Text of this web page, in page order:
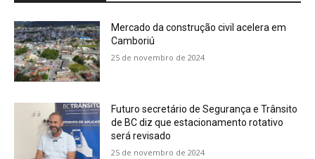
Mercado da construção civil acelera em
Camboriú
25 de novembro de 2024
Futuro secretário de Segurança e Trânsito
de BC diz que estacionamento rotativo
será revisado
25 de novembro de 2024